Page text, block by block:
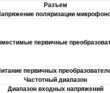
Разъем
поляризации
первичные
первичных
Частотный диапазон
Диапазон входных напряжений